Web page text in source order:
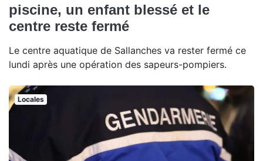
piscine, un enfant blessé et le
centre reste fermé
Le centre aquatique de Sallanches va rester fermé ce
lundi après une opération des sapeurs-pompiers.
Locales